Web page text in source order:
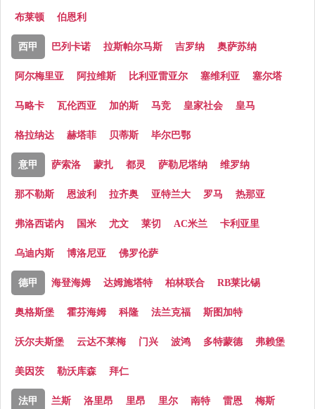
布莱顿 伯恩利
西甲 巴列卡诺 拉斯帕尔马斯 吉罗纳 奥萨苏纳
阿尔梅里亚 阿拉维斯 比利亚雷亚尔 塞维利亚 塞尔塔
马略卡 瓦伦西亚 加的斯 马竞 皇家社会 皇马
格拉纳达 赫塔菲 贝蒂斯 毕尔巴鄂
意甲 萨索洛 蒙扎 都灵 萨勒尼塔纳 维罗纳
那不勒斯 恩波利 拉齐奥 亚特兰大 罗马 热那亚
弗洛西诺内 国米 尤文 莱切 AC米兰 卡利亚里
乌迪内斯 博洛尼亚 佛罗伦萨
德甲 海登海姆 达姆施塔特 柏林联合 RB莱比锡
奥格斯堡 霍芬海姆 科隆 法兰克福 斯图加特
沃尔夫斯堡 云达不莱梅 门兴 波鸿 多特蒙德 弗赖堡
美因茨 勒沃库森 拜仁
法甲 兰斯 洛里昂 里昂 里尔 南特 雷恩 梅斯